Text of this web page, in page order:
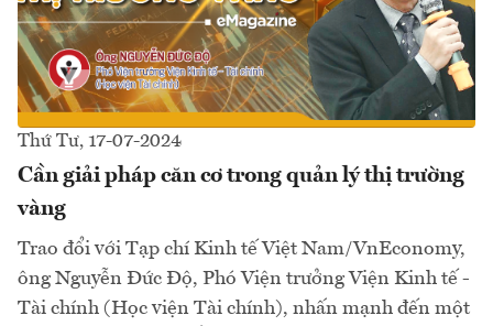
Thứ Tư, 17-07-2024
Cần giải pháp căn cơ trong quản lý thị trường
vàng
Trao đổi với Tạp chí Kinh tế Việt Nam/VnEconomy,
ông Nguyễn Đức Độ, Phó Viện trưởng Viện Kinh tế -
Tài chính (Học viện Tài chính), nhấn mạnh đến một